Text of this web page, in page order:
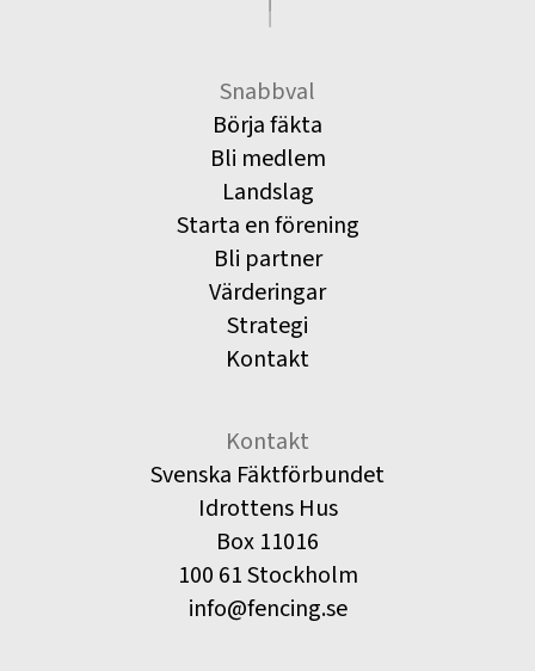
Snabbval
Börja fäkta
Bli medlem
Landslag
Starta en förening
Bli partner
Värderingar
Strategi
Kontakt
Kontakt
Svenska Fäktförbundet
Idrottens Hus
Box 11016
100 61 Stockholm
info@fencing.se